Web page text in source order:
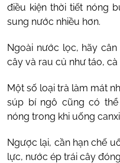
điều kiện thời tiết nóng
sung nước nhiều hơn.
Ngoài nước lọc, hãy
cây và rau củ như táo,
Một số loại trà làm mát
súp bí ngô cũng có
nóng trong khi uống
Ngược lại, cần hạn chế
lực, nước ép trái cây